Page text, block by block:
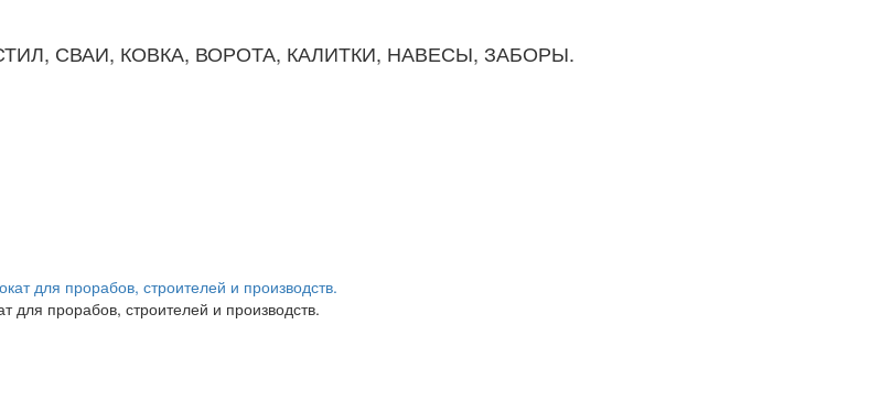
СВАИ, КОВКА, ВОРОТА, КАЛИТКИ, НАВЕСЫ, ЗАБОРЫ.
прорабов, строителей и производств.